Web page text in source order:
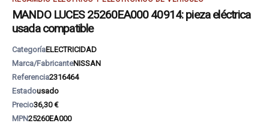
MANDO LUCES 25260EA000 40914: pieza eléctrica
usada compatible
CategoríaELECTRICIDAD
Marca/FabricanteNISSAN
Referencia2316464
Estadousado
Precio36,30 €
MPN25260EA000